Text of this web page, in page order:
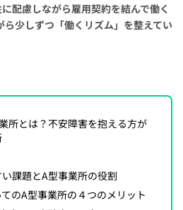
配慮しながら雇用契約を結んで働く
ら少しずつ「働くリズム」を整えてい
所とは？不安障害を抱える方が
課題とA型事業所の役割
のA型事業所の４つのメリット